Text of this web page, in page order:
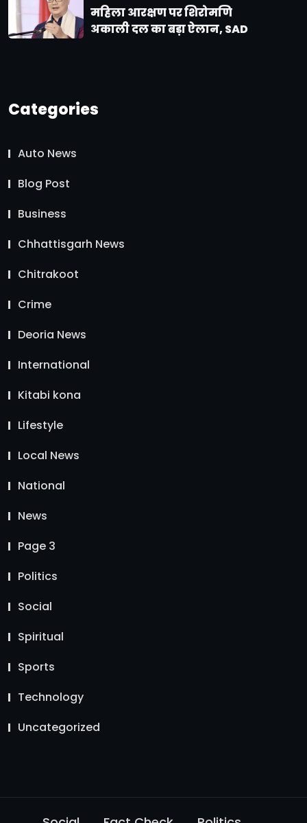
महिला आरक्षण पर शिरोमणि
अकाली दल का बड़ा ऐलान, SAD
Categories
Auto News
Blog Post
Business
Chhattisgarh News
Chitrakoot
Crime
Deoria News
International
Kitabi kona
Lifestyle
Local News
National
News
Page 3
Politics
Social
Spiritual
Sports
Technology
Uncategorized